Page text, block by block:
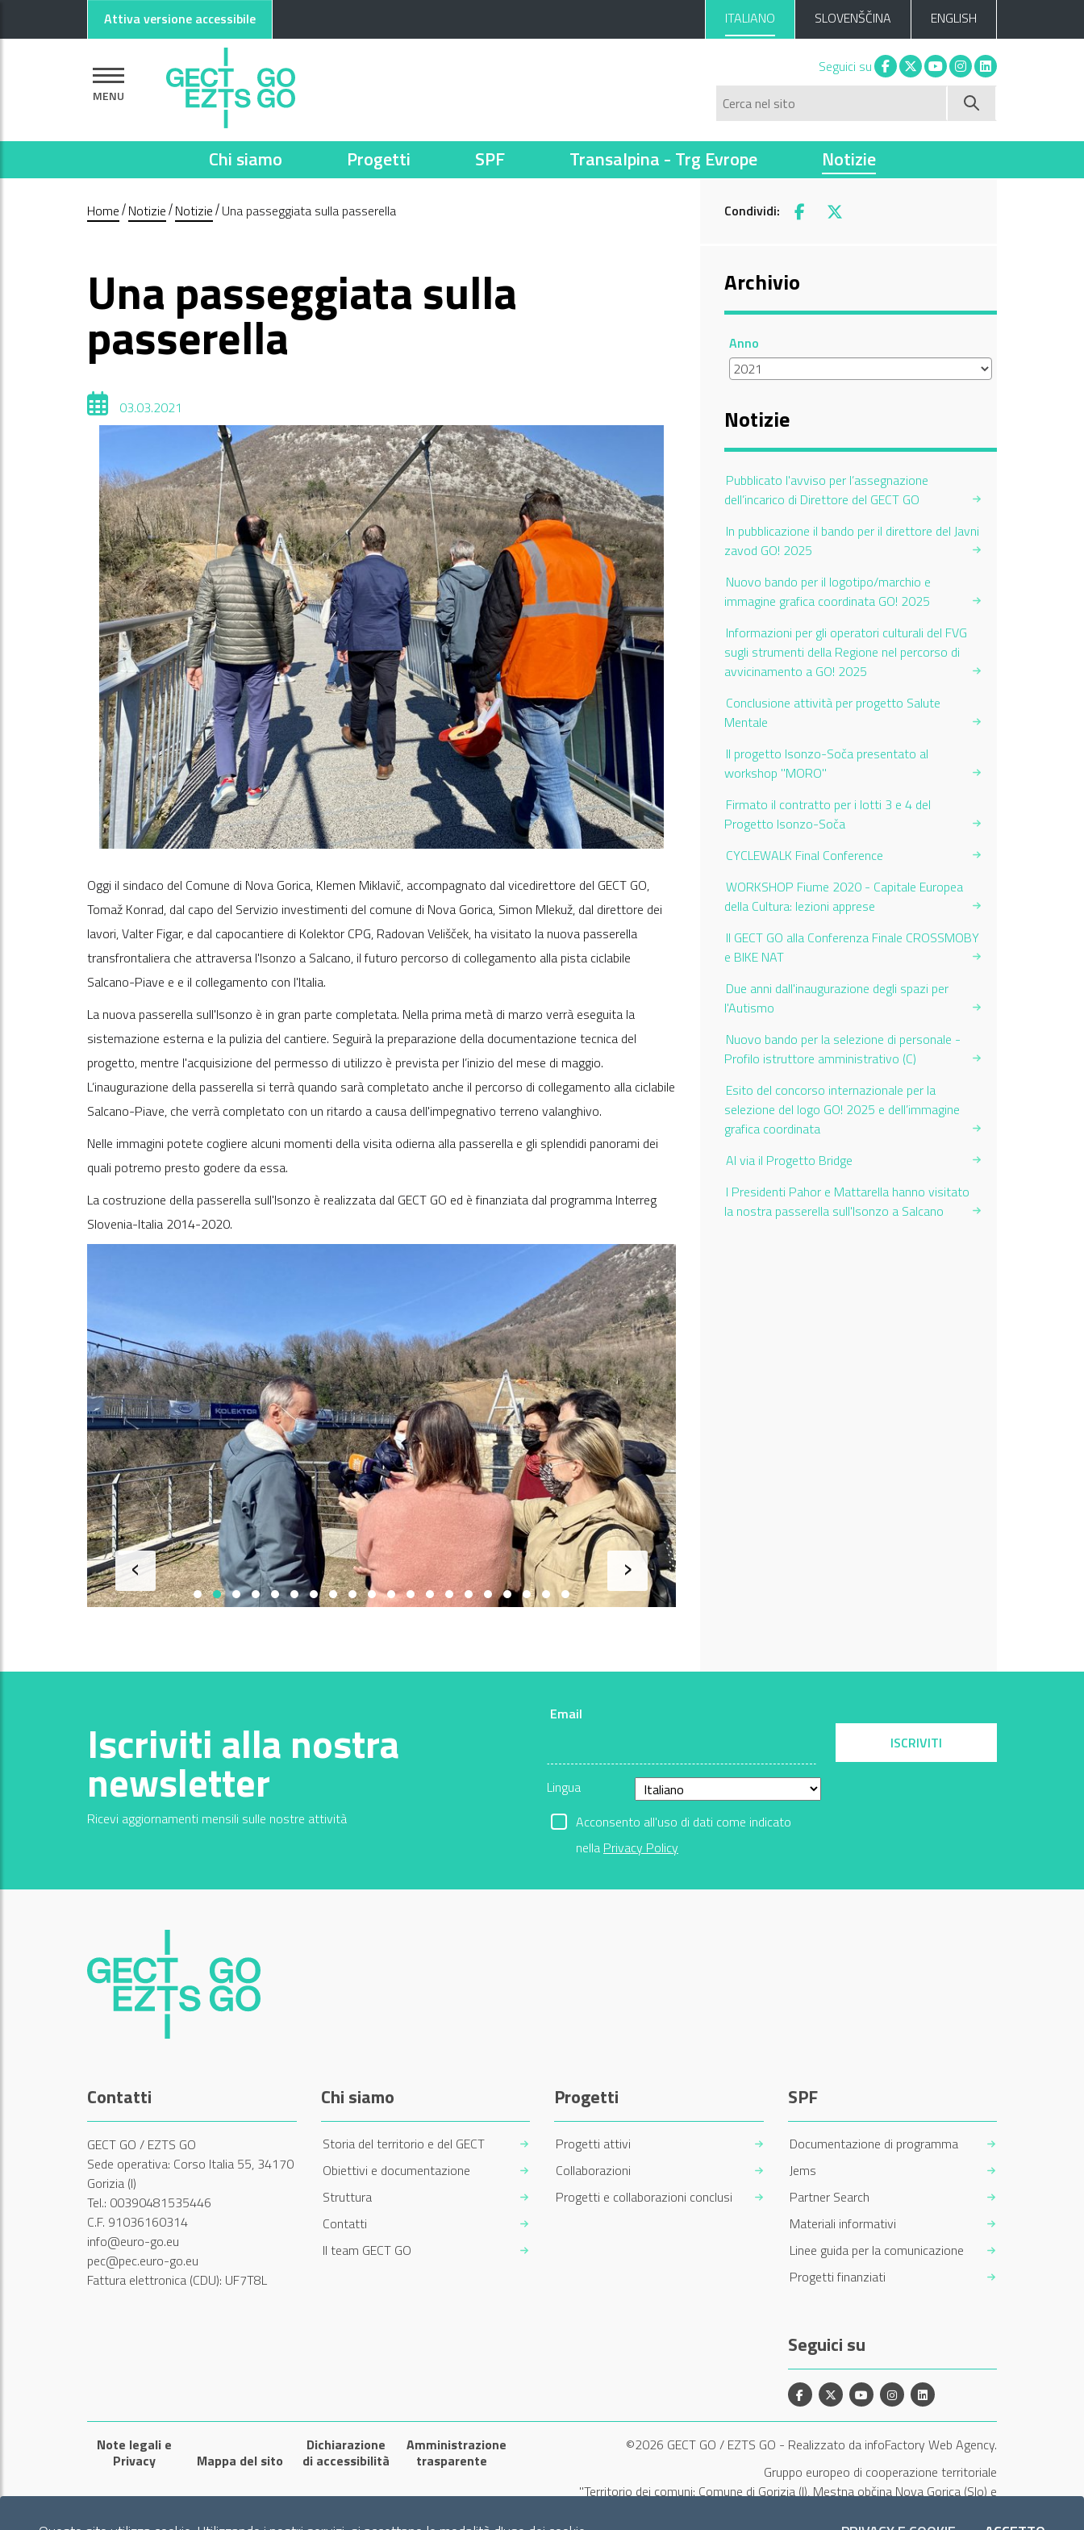
Attiva versione accessibile ITALIANO SLOVENŠČINA ENGLISH
MENU
Seguici su Facebook
X You tubeInstagram
Linkedin
Chi siamo Progetti SPF Transalpina - Trg Evrope Notizie
Home Notizie Notizie Una passeggiata sulla passerella Condividi: Facebook
X
Una passeggiata sulla
passerella
03.03.2021
Oggi il sindaco del Comune di Nova Gorica, Klemen Miklavič, accompagnato dal vicedirettore del GECT GO,
Tomaž Konrad, dal capo del Servizio investimenti del comune di Nova Gorica, Simon Mlekuž, dal direttore dei
lavori, Valter Figar, e dal capocantiere di Kolektor CPG, Radovan Velišček, ha visitato la nuova passerella
transfrontaliera che attraversa l'Isonzo a Salcano, il futuro percorso di collegamento alla pista ciclabile
Salcano-Piave e e il collegamento con l'Italia.
La nuova passerella sull'Isonzo è in gran parte completata. Nella prima metà di marzo verrà eseguita la
sistemazione esterna e la pulizia del cantiere. Seguirà la preparazione della documentazione tecnica del
progetto, mentre l'acquisizione del permesso di utilizzo è prevista per l’inizio del mese di maggio.
L’inaugurazione della passerella si terrà quando sarà completato anche il percorso di collegamento alla ciclabile
Salcano-Piave, che verrà completato con un ritardo a causa dell'impegnativo terreno valanghivo.
Nelle immagini potete cogliere alcuni momenti della visita odierna alla passerella e gli splendidi panorami dei
quali potremo presto godere da essa.
La costruzione della passerella sull'Isonzo è realizzata dal GECT GO ed è finanziata dal programma Interreg
Slovenia-Italia 2014-2020.
‹ ›
Archivio
Anno
Notizie
Pubblicato l'avviso per l’assegnazione
dell’incarico di Direttore del GECT GO
In pubblicazione il bando per il direttore del Javni
zavod GO! 2025
Nuovo bando per il logotipo/marchio e
immagine grafica coordinata GO! 2025
Informazioni per gli operatori culturali del FVG
sugli strumenti della Regione nel percorso di
avvicinamento a GO! 2025
Conclusione attività per progetto Salute
Mentale
Il progetto Isonzo-Soča presentato al
workshop "MORO"
Firmato il contratto per i lotti 3 e 4 del
Progetto Isonzo-Soča
CYCLEWALK Final Conference
WORKSHOP Fiume 2020 - Capitale Europea
della Cultura: lezioni apprese
Il GECT GO alla Conferenza Finale CROSSMOBY
e BIKE NAT
Due anni dall'inaugurazione degli spazi per
l'Autismo
Nuovo bando per la selezione di personale -
Profilo istruttore amministrativo (C)
Esito del concorso internazionale per la
selezione del logo GO! 2025 e dell’immagine
grafica coordinata
Al via il Progetto Bridge
I Presidenti Pahor e Mattarella hanno visitato
la nostra passerella sull'Isonzo a Salcano
Iscriviti alla nostra
newsletter
Ricevi aggiornamenti mensili sulle nostre attività
Email
Lingua
Acconsento all'uso di dati come indicato
nella Privacy Policy
ISCRIVITI
Contatti
GECT GO / EZTS GO
Sede operativa: Corso Italia 55, 34170
Gorizia (I)
Tel.: 00390481535446
C.F. 91036160314
info@euro-go.eu
pec@pec.euro-go.eu
Fattura elettronica (CDU): UF7T8L
Chi siamo
Storia del territorio e del GECT
Obiettivi e documentazione
Struttura
Contatti
Il team GECT GO
Progetti
Progetti attivi
Collaborazioni
Progetti e collaborazioni conclusi
SPF
Documentazione di programma
Jems
Partner Search
Materiali informativi
Linee guida per la comunicazione
Progetti finanziati
Seguici su
Facebook
X YouTubeInstagramLinkedin
Note legali e
Privacy
Mappa del sito
Dichiarazione
di accessibilità
Amministrazione
trasparente
©2026 GECT GO / EZTS GO - Realizzato da infoFactory Web Agency.
Gruppo europeo di cooperazione territoriale
"Territorio dei comuni: Comune di Gorizia (I), Mestna občina Nova Gorica (Slo) e